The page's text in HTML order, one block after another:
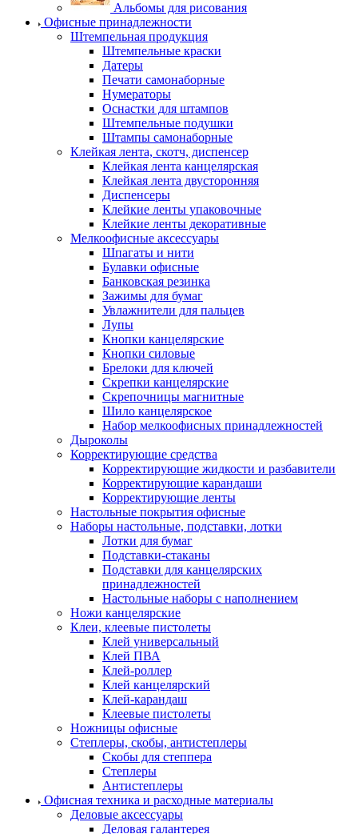
Альбомы для рисования
Офисные принадлежности
Штемпельная продукция
Штемпельные краски
Датеры
Печати самонаборные
Нумераторы
Оснастки для штампов
Штемпельные подушки
Штампы самонаборные
Клейкая лента, скотч, диспенсер
Клейкая лента канцелярская
Клейкая лента двусторонняя
Диспенсеры
Клейкие ленты упаковочные
Клейкие ленты декоративные
Мелкоофисные аксессуары
Шпагаты и нити
Булавки офисные
Банковская резинка
Зажимы для бумаг
Увлажнители для пальцев
Лупы
Кнопки канцелярские
Кнопки силовые
Брелоки для ключей
Скрепки канцелярские
Скрепочницы магнитные
Шило канцелярское
Набор мелкоофисных принадлежностей
Дыроколы
Корректирующие средства
Корректирующие жидкости и разбавители
Корректирующие карандаши
Корректирующие ленты
Настольные покрытия офисные
Наборы настольные, подставки, лотки
Лотки для бумаг
Подставки-стаканы
Подставки для канцелярских
принадлежностей
Настольные наборы с наполнением
Ножи канцелярские
Клеи, клеевые пистолеты
Клей универсальный
Клей ПВА
Клей-роллер
Клей канцелярский
Клей-карандаш
Клеевые пистолеты
Ножницы офисные
Степлеры, скобы, антистеплеры
Скобы для степпера
Степлеры
Антистеплеры
Офисная техника и расходные материалы
Деловые аксессуары
Деловая галантерея